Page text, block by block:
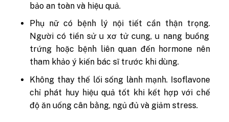
bảo an toàn và hiệu quả.
Phụ nữ có bệnh lý nội tiết cần thận trọng.
Người có tiền sử u xơ tử cung, u nang buồng
trứng hoặc bệnh liên quan đến hormone nên
tham khảo ý kiến bác sĩ trước khi dùng.
Không thay thế lối sống lành mạnh. Isoflavone
chỉ phát huy hiệu quả tốt khi kết hợp với chế
độ ăn uống cân bằng, ngủ đủ và giảm stress.